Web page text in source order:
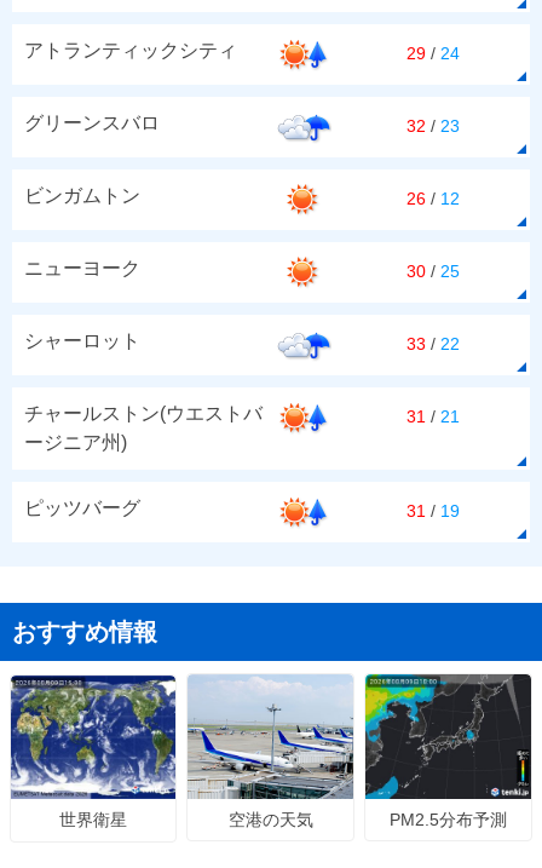
アトランティックシティ 29 / 24
グリーンスバロ 32 / 23
ビンガムトン 26 / 12
ニューヨーク 30 / 25
シャーロット 33 / 22
チャールストン(ウエストバ
ージニア州)
31 / 21
ピッツバーグ 31 / 19
おすすめ情報
世界衛星 空港の天気 PM2.5分布予測